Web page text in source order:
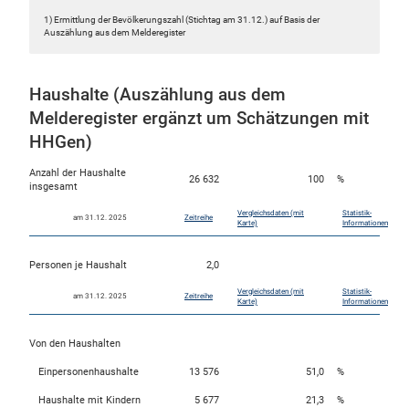
1) Ermittlung der Bevölkerungszahl (Stichtag am 31.12.) auf Basis der
Auszählung aus dem Melderegister
Haushalte (Auszählung aus dem
Melderegister ergänzt um Schätzungen mit
HHGen)
Anzahl der Haushalte
insgesamt
26 632 100 %
am 31.12. 2025 Zeitreihe
Vergleichsdaten (mit
Karte)
Statistik-
Informationen
Personen je Haushalt 2,0
am 31.12. 2025 Zeitreihe
Vergleichsdaten (mit
Karte)
Statistik-
Informationen
Von den Haushalten
Einpersonenhaushalte 13 576 51,0 %
Haushalte mit Kindern 5 677 21,3 %